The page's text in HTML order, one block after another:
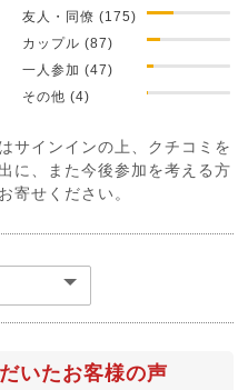
友人・同僚 (175)
カップル (87)
一人参加 (47)
その他 (4)
サインインの上、クチコミを
に、また今後参加を考える方
寄せください。
いたお客様の声